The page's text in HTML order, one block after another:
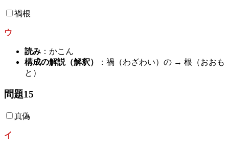
禍根
ウ
読み ：かこん
構成の解説（解釈）
：禍（わざわい）の → 根（おおも
と）
問題15
真偽
イ